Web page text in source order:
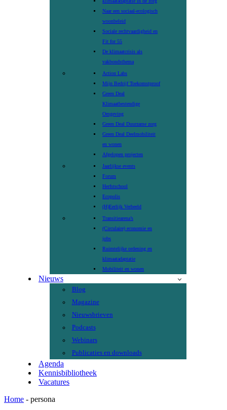
Naar een sociaal-ecologisch
woonbeleid
Sociale rechtvaardigheid en
Fit for 55
De klimaatcrisis als
vakbondsthema
Action Labs
Mijn Bedrijf Toekomstproof
Green Deal
Klimaatbestendige
Omgeving
Green Deal Duurzame zorg
Green Deal Deelmobiliteit
en wonen
Afgelopen projecten
Jaarlijkse events
Forum
Herfstschool
Ecopolis
(H)Eerlijk Verbeeld
Transitiearena’s
(Circulaire) economie en
jobs
Ruimtelijke ordening en
klimaatadaptatie
Mobiliteit en wonen
Nieuws
Blog
Magazine
Nieuwsbrieven
Podcasts
Webinars
Publicaties en downloads
Agenda
Kennisbibliotheek
Vacatures
Home - persona